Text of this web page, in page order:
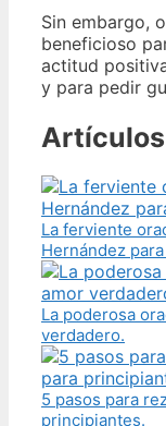
Sin embargo,
beneficioso
actitud
y para pedir
La ferviente
Hernández
La poderosa
verdadero.
5 pasos para
principiantes.